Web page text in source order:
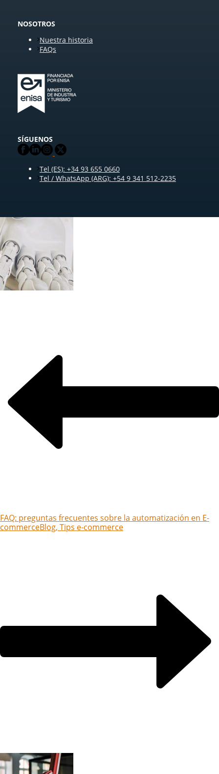
NOSOTROS
Nuestra historia
FAQs
SÍGUENOS
Tel (ES): +34 93 655 0660
Tel / WhatsApp (ARG): +54 9 341 512-2235
FAQ: preguntas frecuentes sobre la automatización en E-
commerceBlog, Tips e-commerce